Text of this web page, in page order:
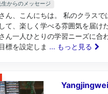
生からのメッセージ
ん、こんにちは。 私のクラスで
て、楽しく学べる雰囲気を届け
ん一人ひとりの学習ニーズに合
標を設定しま ... もっと見る